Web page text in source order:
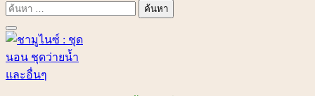
ค้นหา
สำหรับ: